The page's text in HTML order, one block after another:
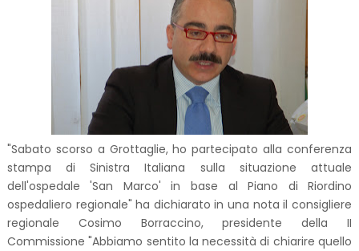
"Sabato scorso a Grottaglie, ho partecipato alla conferenza
stampa di Sinistra Italiana sulla situazione attuale
dell'ospedale 'San Marco' in base al Piano di Riordino
ospedaliero regionale" ha dichiarato in una nota il consigliere
regionale Cosimo Borraccino, presidente della II
Commissione "Abbiamo sentito la necessità di chiarire quello